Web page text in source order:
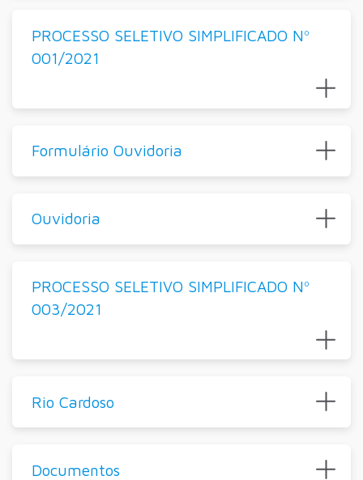
PROCESSO SELETIVO SIMPLIFICADO Nº
001/2021
Formulário Ouvidoria
Ouvidoria
PROCESSO SELETIVO SIMPLIFICADO Nº
003/2021
Rio Cardoso
Documentos